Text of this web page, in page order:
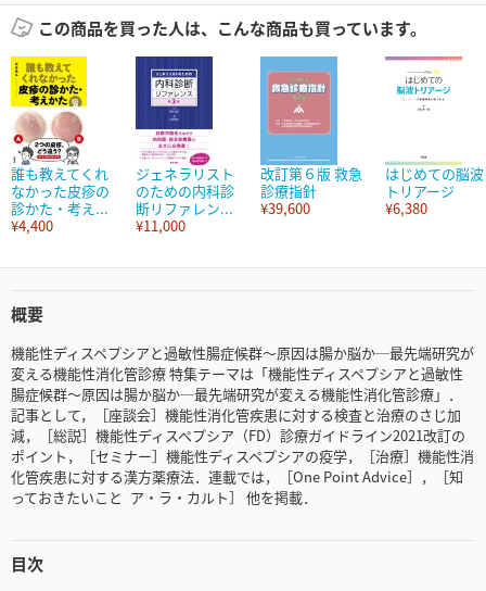
この商品を買った人は、こんな商品も買っています。
誰も教えてくれ
なかった皮疹の
診かた・考え...
¥4,400
ジェネラリスト
のための内科診
断リファレン...
¥11,000
改訂第６版 救急
診療指針
¥39,600
はじめての脳波
トリアージ
¥6,380
概要
機能性ディスペプシアと過敏性腸症候群～原因は腸か脳か─最先端研究が
変える機能性消化管診療 特集テーマは「機能性ディスペプシアと過敏性
腸症候群～原因は腸か脳か─最先端研究が変える機能性消化管診療」．
記事として，［座談会］機能性消化管疾患に対する検査と治療のさじ加
減，［総説］機能性ディスペプシア（FD）診療ガイドライン2021改訂の
ポイント，［セミナー］機能性ディスペプシアの疫学，［治療］機能性消
化管疾患に対する漢方薬療法．連載では，［One Point Advice］，［知
っておきたいこと ア・ラ・カルト］ 他を掲載．
目次